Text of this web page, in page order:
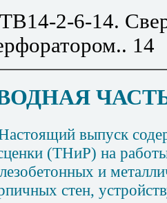
2-6-14.
.. 14
выпуск
(ТНиР) на
зобетонных и
стен, устрой